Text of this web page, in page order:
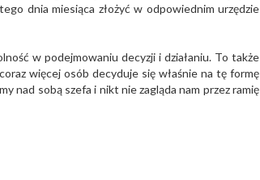
dnia miesiąca złożyć w odpowiednim urzędzie
w podejmowaniu decyzji i działaniu. To także
więcej osób decyduje się właśnie na tę formę
nad sobą szefa i nikt nie zagląda nam przez ramię